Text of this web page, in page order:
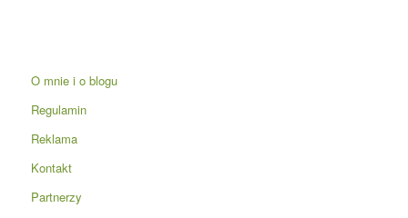
O mnie i o blogu
Regulamin
Reklama
Kontakt
Partnerzy